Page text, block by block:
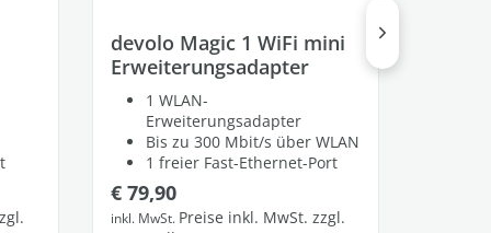
devolo Magic 1 WiFi mini
Erweiterungsadapter
1 WLAN-
Erweiterungsadapter
Bis zu 300 Mbit/s über WLAN
1 freier Fast-Ethernet-Port
Regulärer Preis:
€ 79,90
inkl. MwSt. Preise inkl. MwSt. zzgl.